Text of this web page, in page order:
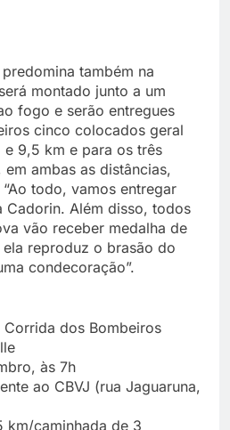
também na
montado junto a um
fogo e serão entregues
cinco colocados geral
e 9,5 km e para os três
ambas as distâncias,
todo, vamos entregar
Cadorin. Além disso, todos
vão receber medalha de
reproduz o brasão do
condecoração”.
dos Bombeiros
às 7h
ao CBVJ (rua Jaguaruna,
km/caminhada de 3